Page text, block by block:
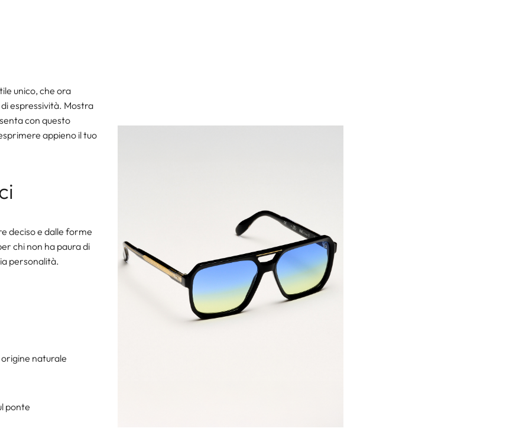
unico, che ora
espressività. Mostra
con questo
appieno il tuo
deciso e dalle forme
chi non ha paura di
personalità.
origine naturale
ponte